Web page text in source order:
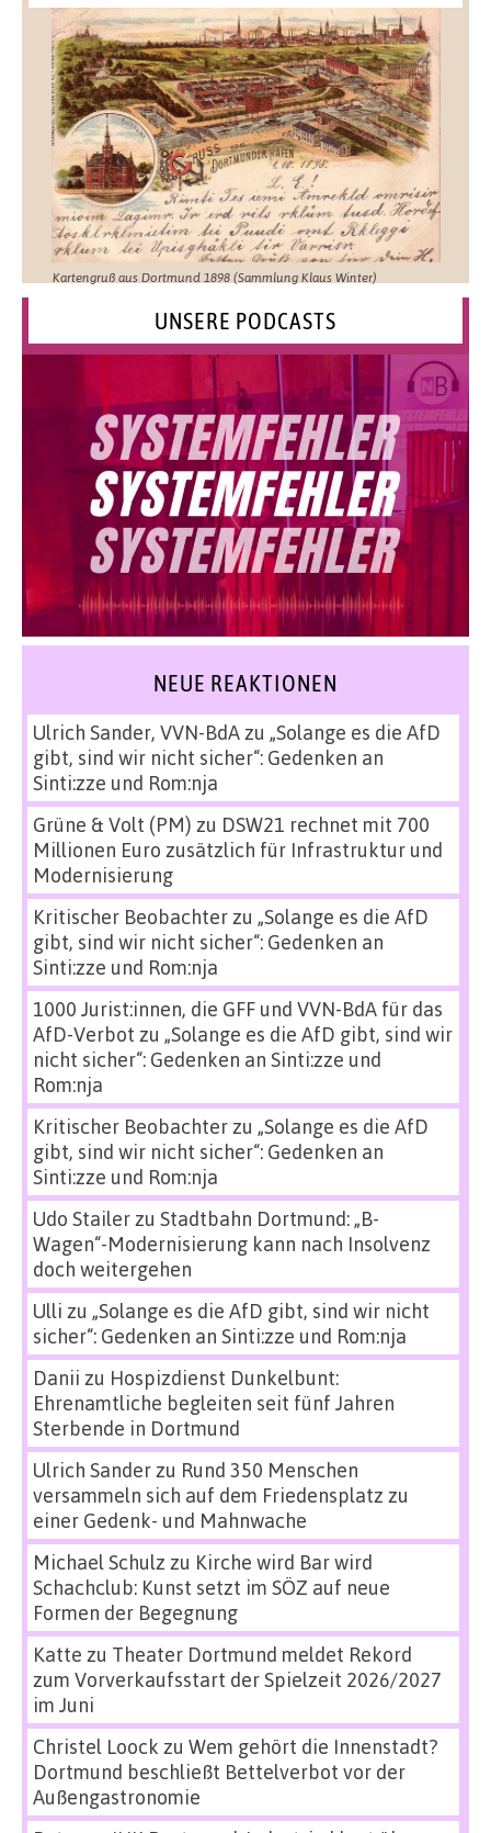
Kartengruß aus Dortmund 1898 (Sammlung Klaus Winter)
UNSERE PODCASTS
NEUE REAKTIONEN
Ulrich Sander, VVN-BdAzu „Solange es die AfD
gibt, sind wir nicht sicher“: Gedenken an
Sinti:zze und Rom:nja
Grüne & Volt (PM) zu DSW21 rechnet mit 700
Millionen Euro zusätzlich für Infrastruktur und
Modernisierung
Kritischer Beobachterzu „Solange es die AfD
gibt, sind wir nicht sicher“: Gedenken an
Sinti:zze und Rom:nja
1000 Jurist:innen, die GFF und VVN-BdA für das
AfD-Verbot zu „Solange es die AfD gibt, sind wir
nicht sicher“: Gedenken an Sinti:zze und
Rom:nja
Kritischer Beobachterzu „Solange es die AfD
gibt, sind wir nicht sicher“: Gedenken an
Sinti:zze und Rom:nja
Udo Stailerzu Stadtbahn Dortmund: „B-
Wagen“-Modernisierung kann nach Insolvenz
doch weitergehen
Ulli zu „Solange es die AfD gibt, sind wir nicht
sicher“: Gedenken an Sinti:zze und Rom:nja
Danii zu Hospizdienst Dunkelbunt:
Ehrenamtliche begleiten seit fünf Jahren
Sterbende in Dortmund
Ulrich Sanderzu Rund 350 Menschen
versammeln sich auf dem Friedensplatz zu
einer Gedenk- und Mahnwache
Michael Schulz zu Kirche wird Bar wird
Schachclub: Kunst setzt im SÖZ auf neue
Formen der Begegnung
Katte zu Theater Dortmund meldet Rekord
zum Vorverkaufsstart der Spielzeit 2026/2027
im Juni
Christel Loock zu Wem gehört die Innenstadt?
Dortmund beschließt Bettelverbot vor der
Außengastronomie